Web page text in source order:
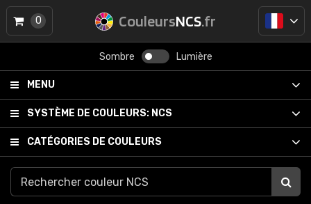
CouleursNCS.fr
Sombre Lumière
MENU
SYSTÈME DE COULEURS: NCS
CATÉGORIES DE COULEURS
0